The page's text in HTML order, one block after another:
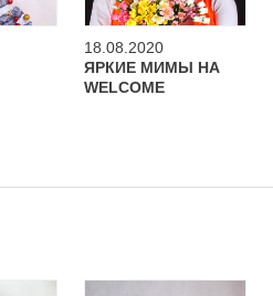
18.08.2020
ЯРКИЕ МИМЫ НА
WELCOME